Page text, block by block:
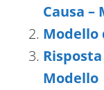
Causa
Modello
Modello